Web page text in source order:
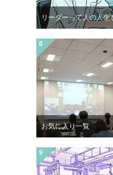
リーダーって人の人生
お気に入り一覧